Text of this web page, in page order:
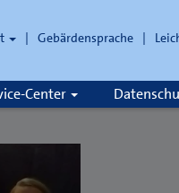
Gebärdensprache
Center